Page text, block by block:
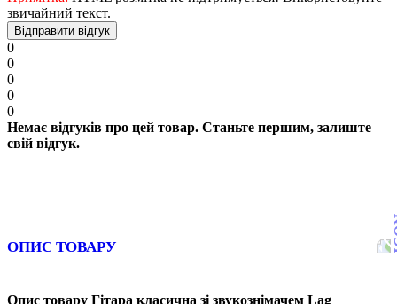
звичайний текст.
Відправити відгук
0
0
0
0
0
Немає відгуків про цей товар. Станьте першим, залиште
свій відгук.
ОПИС ТОВАРУ
Опис товару Гітара класична зі звукознімачем Lag